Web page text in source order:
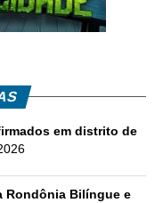
em distrito de
Rondônia Bilíngue e